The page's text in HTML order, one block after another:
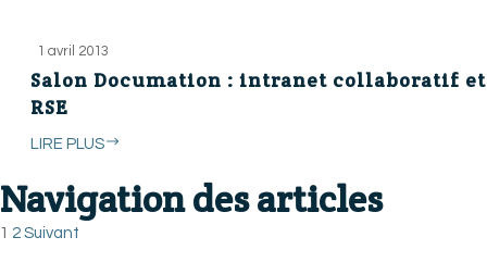
1 avril 2013
Salon Documation : intranet collaboratif et
RSE
LIRE PLUS
Navigation des articles
1 2 Suivant